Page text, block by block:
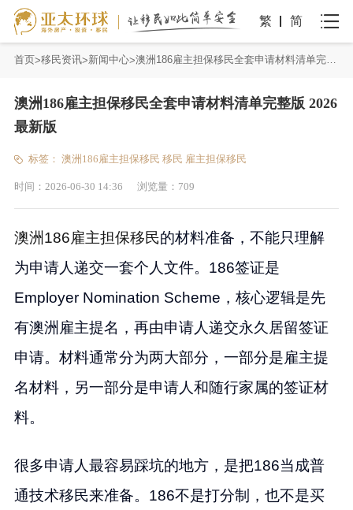
繁 简
首页 移民资讯 新闻中心 澳洲186雇主担保移民全套申请材料清单完整版 2026最新版
澳洲186雇主担保移民全套申请材料清单完整版 2026
最新版
标签： 澳洲186雇主担保移民 移民 雇主担保移民
时间： 2026-06-30 14:36 浏览量： 709
澳洲186雇主担保移民的材料准备，不能只理解
为申请人递交一套个人文件。186签证是
Employer Nomination Scheme，核心逻辑是先
有澳洲雇主提名，再由申请人递交永久居留签证
申请。材料通常分为两大部分，一部分是雇主提
名材料，另一部分是申请人和随行家属的签证材
料。
很多申请人最容易踩坑的地方，是把186当成普
通技术移民来准备。186不是打分制，也不是买